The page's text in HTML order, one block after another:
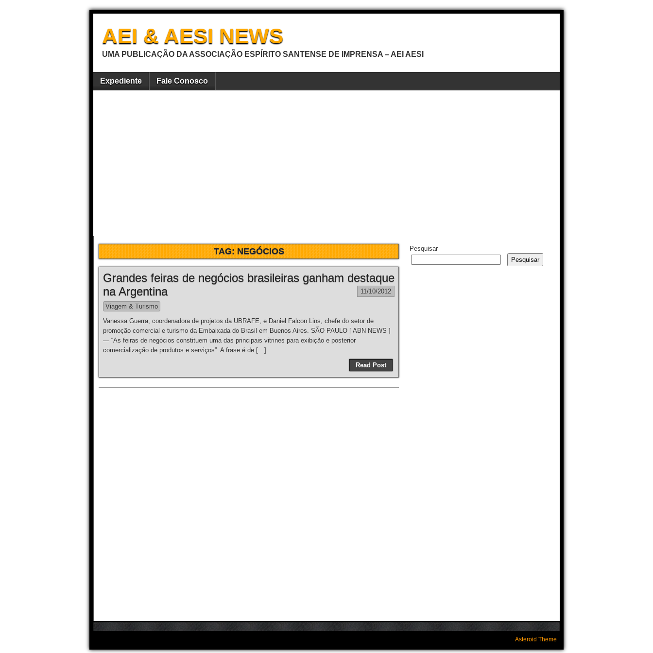
AEI & AESI NEWS
UMA PUBLICAÇÃO DA ASSOCIAÇÃO ESPÍRITO SANTENSE DE IMPRENSA – AEI AESI
Expediente Fale Conosco
TAG:NEGÓCIOS
Grandes feiras de negócios brasileiras ganham destaque
na Argentina
11/10/2012
Viagem & Turismo
Vanessa Guerra, coordenadora de projetos da UBRAFE, e Daniel Falcon Lins, chefe do setor de
promoção comercial e turismo da Embaixada do Brasil em Buenos Aires. SÃO PAULO [ ABN NEWS ]
— “As feiras de negócios constituem uma das principais vitrines para exibição e posterior
comercialização de produtos e serviços”. A frase é de […]
Read Post
Pesquisar
Pesquisar
Asteroid Theme